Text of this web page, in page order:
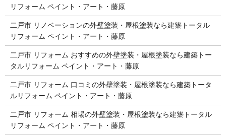
リフォーム ペイント・アート・藤原
二戸市 リノベーションの外壁塗装・屋根塗装なら建築トータル
リフォーム ペイント・アート・藤原
二戸市 リフォーム おすすめの外壁塗装・屋根塗装なら建築トー
タルリフォーム ペイント・アート・藤原
二戸市 リフォーム 口コミの外壁塗装・屋根塗装なら建築トータ
ルリフォーム ペイント・アート・藤原
二戸市 リフォーム 相場の外壁塗装・屋根塗装なら建築トータル
リフォーム ペイント・アート・藤原